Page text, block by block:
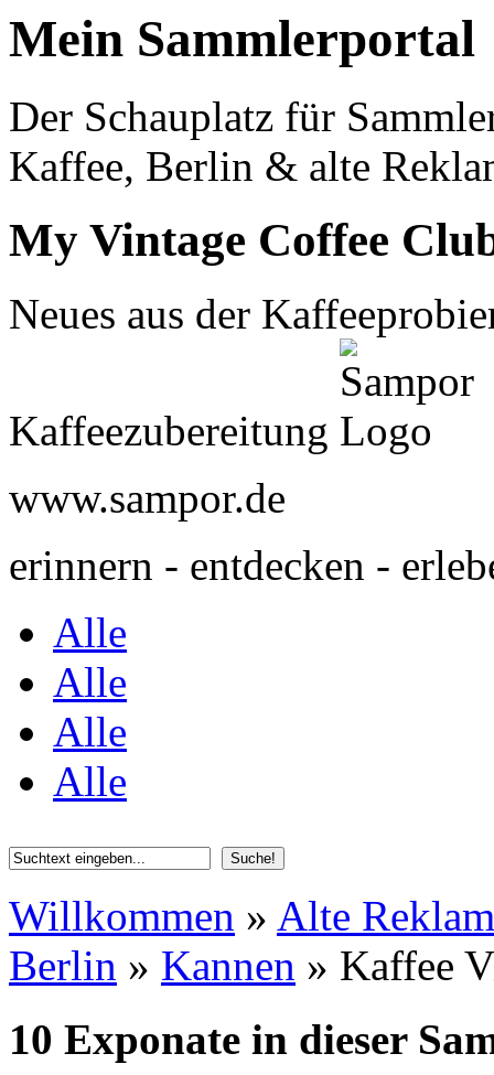
Mein Sammlerportal
Der Schauplatz für
Kaffee, Berlin & alte
My Vintage Coffee
Neues aus der
Kaffeezubereitung
www.sampor.de
erinnern - entdecken -
Alle
Alle
Alle
Alle
Willkommen » Alte
Berlin » Kannen » Kaffee
10 Exponate in dieser